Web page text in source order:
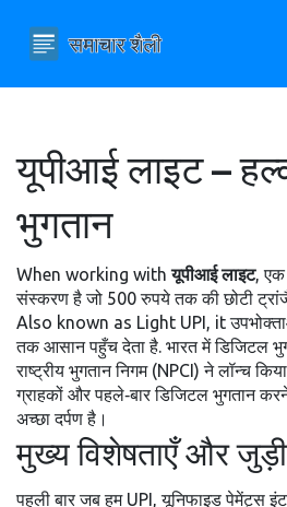
यूपीआई लाइट –
भुगतान
When working withयूपीआई लाइट,एक
संस्करण है जो 500 रुपये तक की छोटी
Also known as Light UPI, it
तक आसान पहुँच देता है. भारत में डिजिटल
राष्ट्रीय भुगतान निगम (NPCI) ने लॉन्च
ग्राहकों और पहले‑बार डिजिटल भुगतान
अच्छा दर्पण है।
मुख्य विशेषताएँ और
पहली बार जब हम UPI,यूनिफाइड पेमेंट्स